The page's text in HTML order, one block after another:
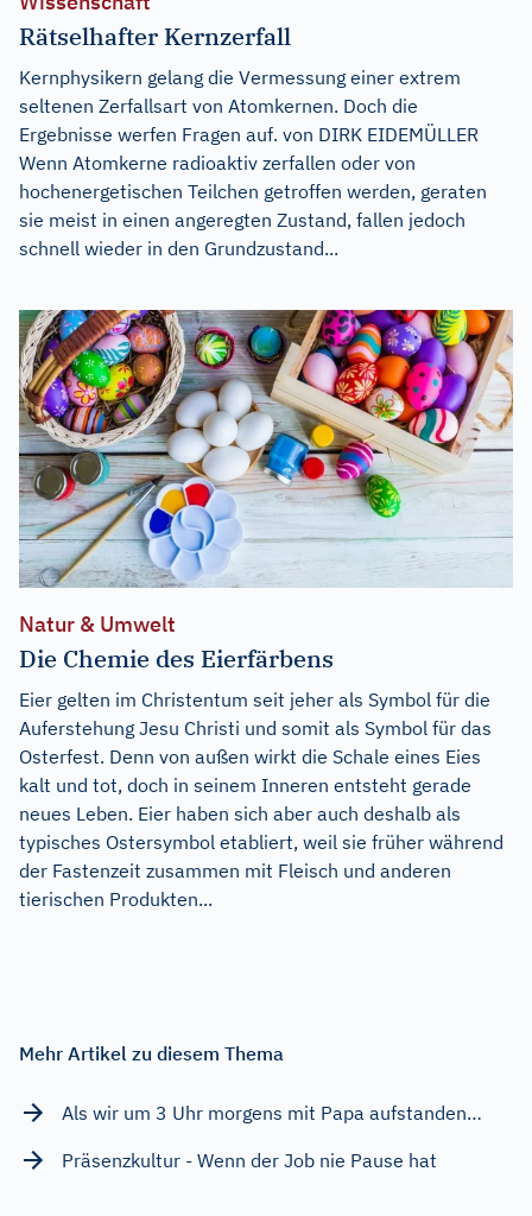
Rätselhafter Kernzerfall
Kernphysikern gelang die Vermessung einer extrem
seltenen Zerfallsart von Atomkernen. Doch die
Ergebnisse werfen Fragen auf. von DIRK EIDEMÜLLER
Wenn Atomkerne radioaktiv zerfallen oder von
hochenergetischen Teilchen getroffen werden, geraten
sie meist in einen angeregten Zustand, fallen jedoch
schnell wieder in den Grundzustand...
Natur & Umwelt
Die Chemie des Eierfärbens
Eier gelten im Christentum seit jeher als Symbol für die
Auferstehung Jesu Christi und somit als Symbol für das
Osterfest. Denn von außen wirkt die Schale eines Eies
kalt und tot, doch in seinem Inneren entsteht gerade
neues Leben. Eier haben sich aber auch deshalb als
typisches Ostersymbol etabliert, weil sie früher während
der Fastenzeit zusammen mit Fleisch und anderen
tierischen Produkten...
Mehr Artikel zu diesem Thema
Als wir um 3 Uhr morgens mit Papa aufstanden…
Präsenzkultur - Wenn der Job nie Pause hat